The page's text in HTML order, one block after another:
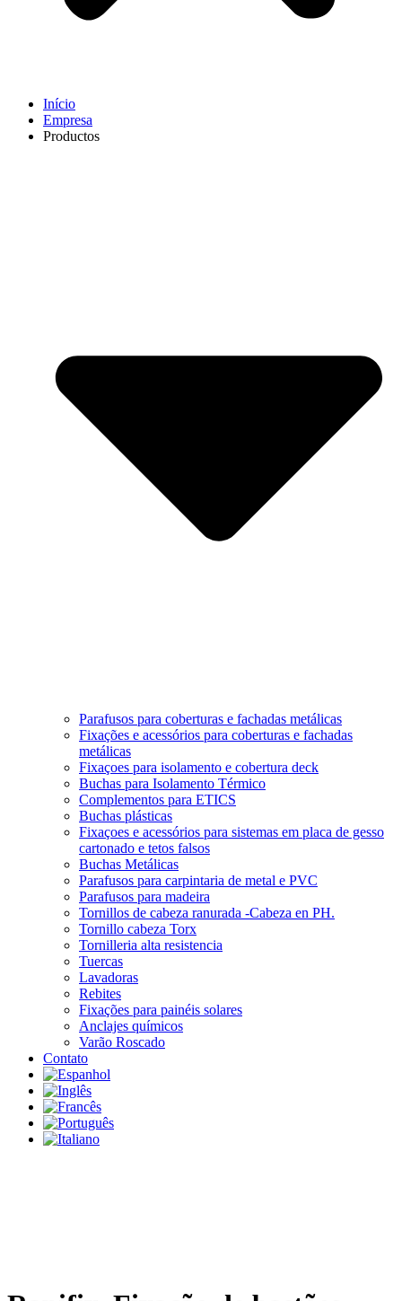
Início
Empresa
Productos
Parafusos para coberturas e fachadas metálicas
Fixações e acessórios para coberturas e fachadas
metálicas
Fixaçoes para isolamento e cobertura deck
Buchas para Isolamento Térmico
Complementos para ETICS
Buchas plásticas
Fixaçoes e acessórios para sistemas em placa de gesso
cartonado e tetos falsos
Buchas Metálicas
Parafusos para carpintaria de metal e PVC
Parafusos para madeira
Tornillos de cabeza ranurada -Cabeza en PH.
Tornillo cabeza Torx
Tornilleria alta resistencia
Tuercas
Lavadoras
Rebites
Fixações para painéis solares
Anclajes químicos
Varão Roscado
Contato